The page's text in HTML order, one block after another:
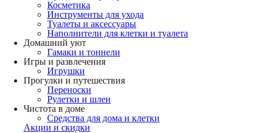
Косметика
Инструменты для ухода
Туалеты и аксессуары
Наполнители для клетки и туалета
Домашний уют
Гамаки и тоннели
Игры и развлечения
Игрушки
Прогулки и путешествия
Переноски
Рулетки и шлеи
Чистота в доме
Средства для дома и клетки
Акции и скидки